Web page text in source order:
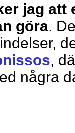
jag att
göra.
,
några